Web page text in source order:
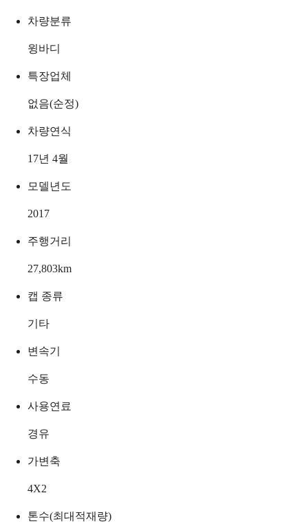
차량분류
윙바디
특장업체
없음(순정)
차량연식
17년 4월
모델년도
2017
주행거리
27,803km
캡 종류
기타
변속기
수동
사용연료
경유
가변축
4X2
톤수(최대적재량)